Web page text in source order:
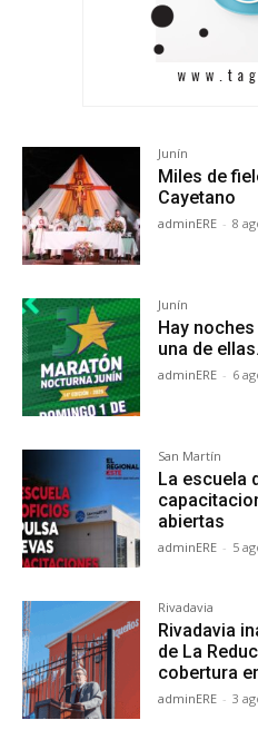
Junín
Miles de
Cayetano
adminERE - 8
Junín
Hay
una de ellas.
adminERE - 6
San Martín
La escuela
abiertas
adminERE - 5
Rivadavia
Rivadavia
de La
cobertura
adminERE - 3